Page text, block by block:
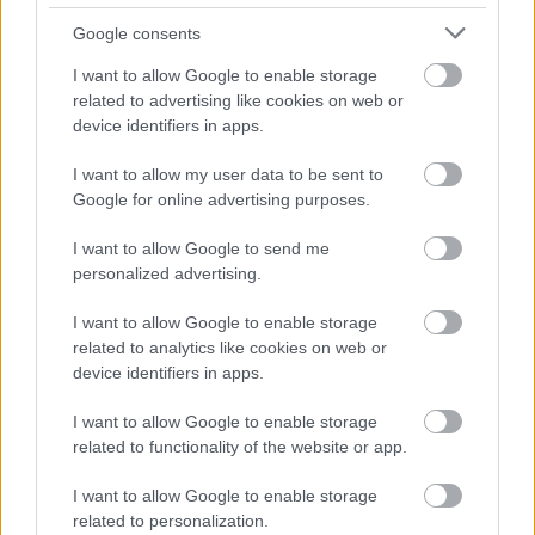
Google consents
I want to allow Google to enable storage
related to advertising like cookies on web or
device identifiers in apps.
I want to allow my user data to be sent to
Google for online advertising purposes.
I want to allow Google to send me
personalized advertising.
I want to allow Google to enable storage
related to analytics like cookies on web or
device identifiers in apps.
I want to allow Google to enable storage
related to functionality of the website or app.
I want to allow Google to enable storage
related to personalization.
hogy be is vessük. Van az a mondás, hogy
győztes csapaton ne változtass, de ez nem
mindig állja meg a helyét, én nem is
tanultam ilyet, meglátjuk, hogy miként alakul
majd a kezdő tizenegyünk hétfő este.
(kisvardafc.hu)
Olvastad már?